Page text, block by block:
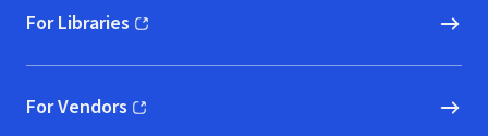
For Libraries
(opens in new window)
For Vendors
(opens in new window)